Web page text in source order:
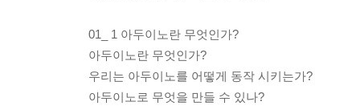
01_ 1 아두이노란 무엇인가?
아두이노란 무엇인가?
우리는 아두이노를 어떻게 동작 시키는가?
아두이노로 무엇을 만들 수 있나?